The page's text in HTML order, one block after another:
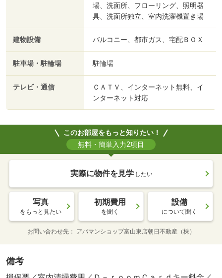
場、洗面所、フローリング、照明器
具、洗面所独立、室内洗濯機置き場
建物設備 バルコニー、都市ガス、宅配ＢＯＸ
駐車場・駐輪場 駐輪場
テレビ・通信
ＣＡＴＶ、インターネット無料、イ
ンターネット対応
このお部屋をもっと知りたい！
無料・簡単入力2項目
実際に物件を見学 したい
写真
をもっと見たい
初期費用
を聞く
設備
について聞く
お問い合わせ先 アパマンショップ富山東店朝日不動産（株）
備考